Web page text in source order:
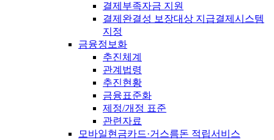
결제부족자금 지원
결제완결성 보장대상 지급결제시스템
지정
금융정보화
추진체계
관계법령
추진현황
금융표준화
제정/개정 표준
관련자료
모바일현금카드·거스름돈 적립서비스